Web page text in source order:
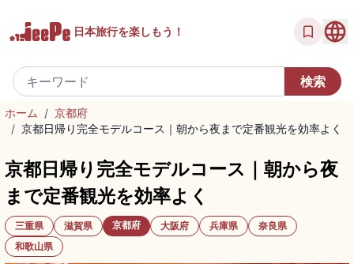
日本旅行を楽しもう！
ホーム / 京都府
/ 京都日帰り完全モデルコース｜朝から夜まで定番観光を効率よく
京都日帰り完全モデルコース｜朝から夜
まで定番観光を効率よく
三重県 滋賀県 京都府 大阪府 兵庫県
奈良県
和歌山県